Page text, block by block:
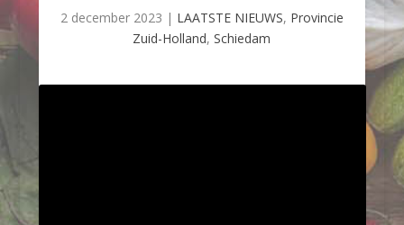
2 december 2023 | LAATSTE NIEUWS, Provincie
Zuid-Holland,Schiedam